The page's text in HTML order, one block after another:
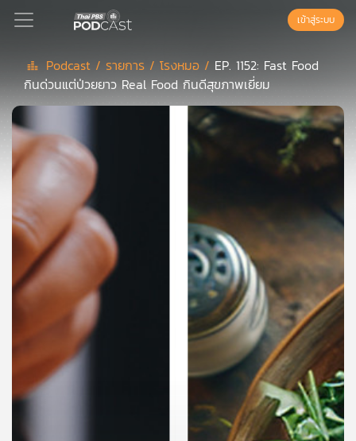
Podcast
เพล
ย์
ลิ
สต์
แนะนำ
เพล
ย์
ลิ
ของ
เข้าสู่ระบบ
Podcast / รายการ /โรงหมอ / EP. 1152: Fast Food
กินด่วนแต่ป่วยยาว Real Food กินดีสุขภาพเยี่ยม